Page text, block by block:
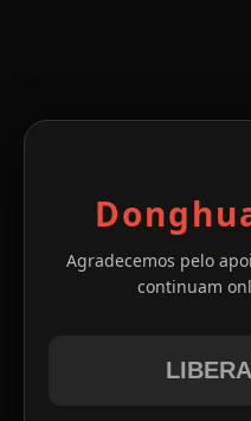
Agradecemos pelo
continuam